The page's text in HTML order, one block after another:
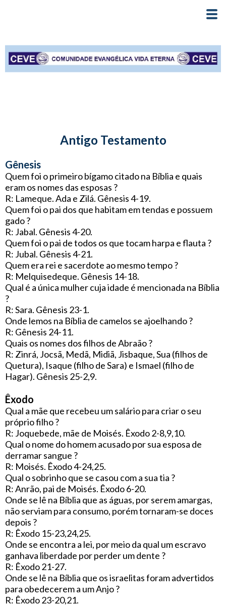
Antigo Testamento
Gênesis
Quem foi o primeiro bígamo citado na Bíblia e quais
eram os nomes das esposas ?
R: Lameque. Ada e Zilá. Gênesis 4-19.
Quem foi o pai dos que habitam em tendas e possuem
gado ?
R: Jabal. Gênesis 4-20.
Quem foi o pai de todos os que tocam harpa e flauta ?
R: Jubal. Gênesis 4-21.
Quem era rei e sacerdote ao mesmo tempo ?
R: Melquisedeque. Gênesis 14-18.
Qual é a única mulher cuja idade é mencionada na Bíblia
?
R: Sara. Gênesis 23-1.
Onde lemos na Bíblia de camelos se ajoelhando ?
R: Gênesis 24-11.
Quais os nomes dos filhos de Abraão ?
R: Zinrá, Jocsã, Medã, Midiã, Jisbaque, Sua (filhos de
Quetura), Isaque (filho de Sara) e Ismael (filho de
Hagar). Gênesis 25-2,9.
Êxodo
Qual a mãe que recebeu um salário para criar o seu
próprio filho ?
R: Joquebede, mãe de Moisés. Êxodo 2-8,9,10.
Qual o nome do homem acusado por sua esposa de
derramar sangue ?
R: Moisés. Êxodo 4-24,25.
Qual o sobrinho que se casou com a sua tia ?
R: Anrão, pai de Moisés. Êxodo 6-20.
Onde se lê na Bíblia que as águas, por serem amargas,
não serviam para consumo, porém tornaram-se doces
depois ?
R: Êxodo 15-23,24,25.
Onde se encontra a lei, por meio da qual um escravo
ganhava liberdade por perder um dente ?
R: Êxodo 21-27.
Onde se lê na Bíblia que os israelitas foram advertidos
para obedecerem a um Anjo ?
R: Êxodo 23-20,21.